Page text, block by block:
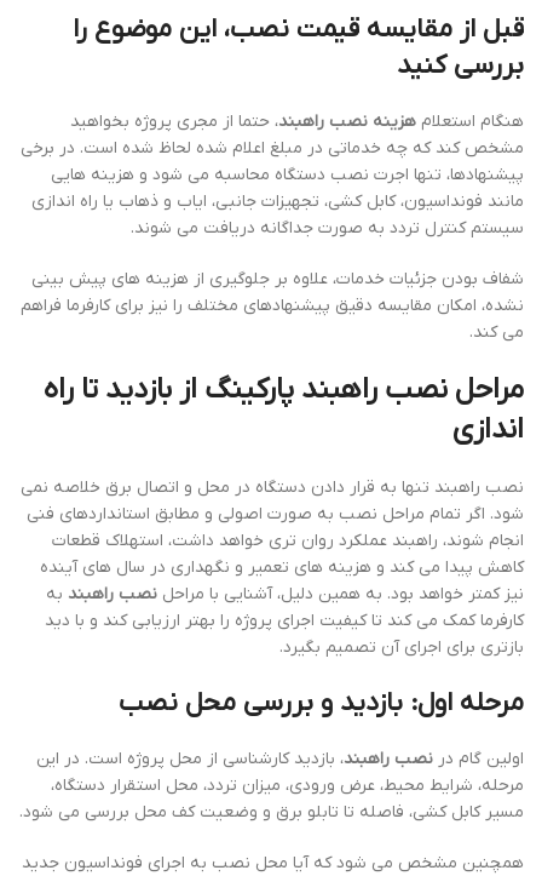
قبل از مقایسه قیمت نصب، این موضوع را
بررسی کنید
هنگام استعلام هزینه نصب راهبند، حتما از مجری پروژه بخواهید
مشخص کند که چه خدماتی در مبلغ اعلام شده لحاظ شده است. در برخی
پیشنهادها، تنها اجرت نصب دستگاه محاسبه می شود و هزینه هایی
مانند فونداسیون، کابل کشی، تجهیزات جانبی، ایاب و ذهاب یا راه اندازی
سیستم کنترل تردد به صورت جداگانه دریافت می شوند.
شفاف بودن جزئیات خدمات، علاوه بر جلوگیری از هزینه های پیش بینی
نشده، امکان مقایسه دقیق پیشنهادهای مختلف را نیز برای کارفرما فراهم
می کند.
مراحل نصب راهبند پارکینگ از بازدید تا راه
اندازی
نصب راهبند تنها به قرار دادن دستگاه در محل و اتصال برق خلاصه نمی
شود. اگر تمام مراحل نصب به صورت اصولی و مطابق استانداردهای فنی
انجام شوند، راهبند عملکرد روان تری خواهد داشت، استهلاک قطعات
کاهش پیدا می کند و هزینه های تعمیر و نگهداری در سال های آینده
نیز کمتر خواهد بود. به همین دلیل، آشنایی با مراحل نصب راهبند به
کارفرما کمک می کند تا کیفیت اجرای پروژه را بهتر ارزیابی کند و با دید
بازتری برای اجرای آن تصمیم بگیرد.
مرحله اول: بازدید و بررسی محل نصب
اولین گام در نصب راهبند، بازدید کارشناسی از محل پروژه است. در این
مرحله، شرایط محیط، عرض ورودی، میزان تردد، محل استقرار دستگاه،
مسیر کابل کشی، فاصله تا تابلو برق و وضعیت کف محل بررسی می شود.
همچنین مشخص می شود که آیا محل نصب به اجرای فونداسیون جدید